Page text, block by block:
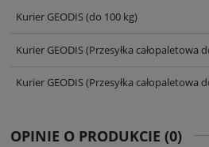
Kurier GEODIS(do 100 kg)
Kurier GEODIS(Przesyłka całopaletowa
Kurier GEODIS(Przesyłka całopaletowa
OPINIE O PRODUKCIE (0)